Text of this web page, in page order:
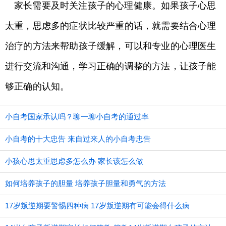
家长需要及时关注孩子的心理健康。如果孩子心思
太重，思虑多的症状比较严重的话，就需要结合心理
治疗的方法来帮助孩子缓解，可以和专业的心理医生
进行交流和沟通，学习正确的调整的方法，让孩子能
够正确的认知。
小自考国家承认吗？聊一聊小自考的通过率
小自考的十大忠告 来自过来人的小自考忠告
小孩心思太重思虑多怎么办 家长该怎么做
如何培养孩子的胆量 培养孩子胆量和勇气的方法
17岁叛逆期要警惕四种病 17岁叛逆期有可能会得什么病